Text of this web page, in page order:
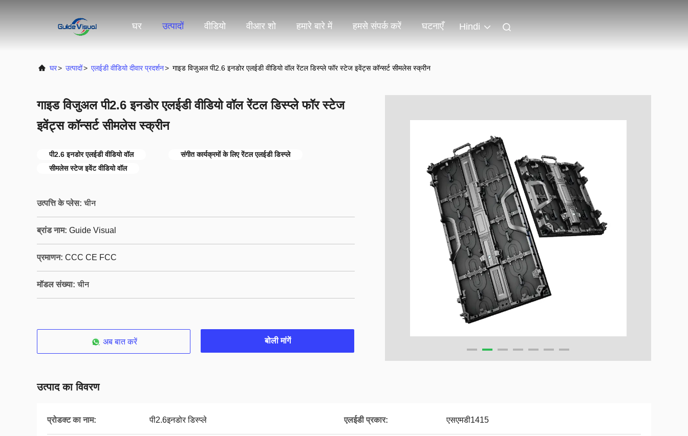
घर उत्पादों वीडियो वीआर शो हमारे बारे में हमसे संपर्क करें घटनाएँ Hindi
घर> उत्पादों> एलईडी वीडियो दीवार प्रदर्शन> गाइड विजुअल पी2.6 इनडोर एलईडी वीडियो वॉल रेंटल डिस्प्ले फॉर स्टेज इवेंट्स कॉन्सर्ट सीमलेस स्क्रीन
गाइड विजुअल पी2.6 इनडोर एलईडी वीडियो वॉल रेंटल डिस्प्ले फॉर स्टेज
इवेंट्स कॉन्सर्ट सीमलेस स्क्रीन
पी2.6 इनडोर एलईडी वीडियो वॉल
संगीत कार्यक्रमों के लिए रेंटल एलईडी डिस्प्ले
सीमलेस स्टेज इवेंट वीडियो वॉल
उत्पत्ति के प्लेस: चीन
ब्रांड नाम: Guide Visual
प्रमाणन: CCC CE FCC
मॉडल संख्या: चीन
अब बात करें बोली मांगें
उत्पाद का विवरण
प्रोडक्ट का नाम: पी2.6इनडोर डिस्प्ले एलईडी प्रकार: एसएमडी1415